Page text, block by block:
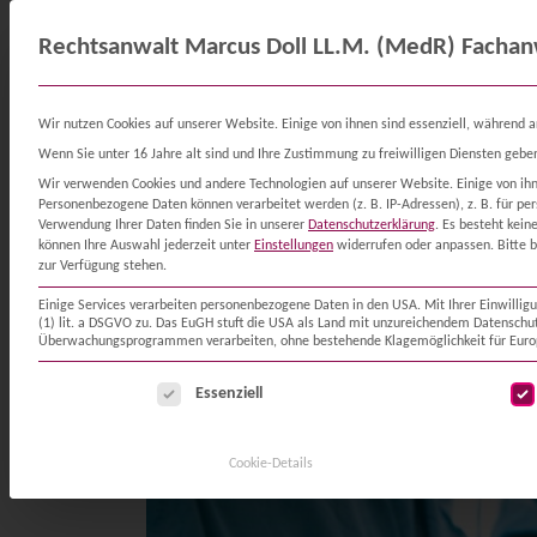
Rechtsanwalt Marcus Doll LL.M. (MedR)
Wir nutzen Cookies auf unserer Website. Einige von ihnen sind essenziell, während
Wenn Sie unter 16 Jahre alt sind und Ihre Zustimmung zu freiwilligen Diensten
Wir verwenden Cookies und andere Technologien auf unserer Website. Einige von
Personenbezogene Daten können verarbeitet werden (z. B. IP-Adressen), z. B. für
Verwendung Ihrer Daten finden Sie in unserer Datenschutzerklärung. Es besteht
können Ihre Auswahl jederzeit unter Einstellungen widerrufen oder anpassen. Bitte
zur Verfügung stehen.
Einige Services verarbeiten personenbezogene Daten in den USA. Mit Ihrer
(1) lit. a DSGVO zu. Das EuGH stuft die USA als Land mit unzureichendem
Überwachungsprogrammen verarbeiten, ohne bestehende Klagemöglichkeit für
Es folgt eine Liste der Service-Gruppen, für die eine
Essenziell
Cookie-Details